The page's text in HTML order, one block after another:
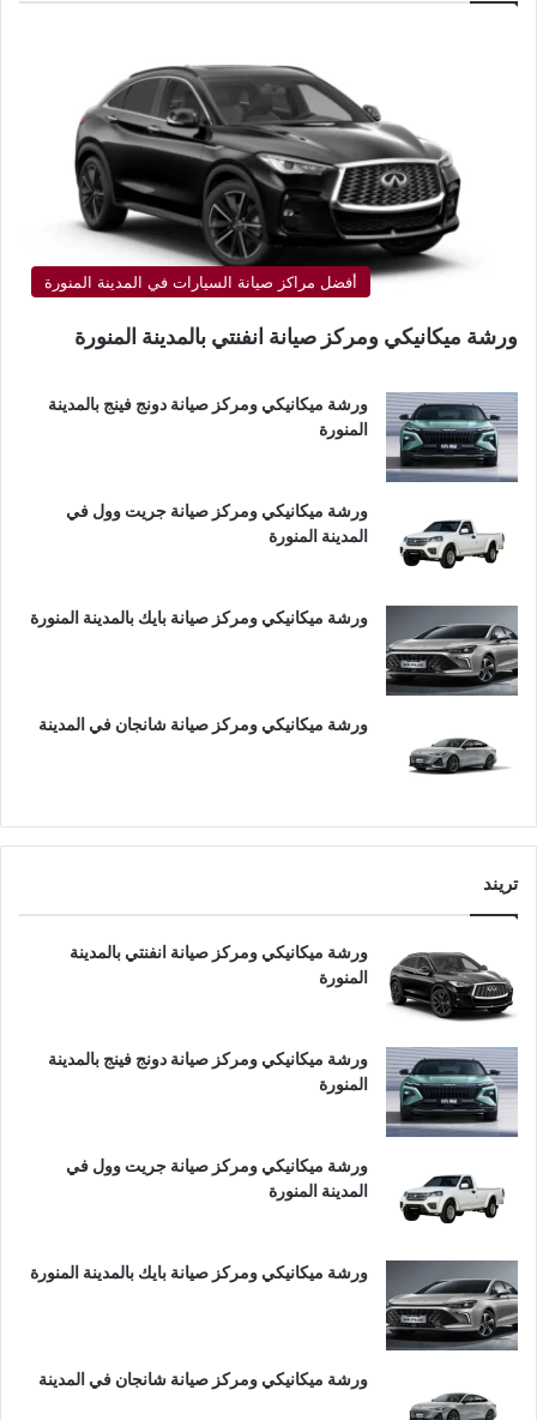
أفضل مراكز صيانة السيارات في المدينة المنورة
ورشة ميكانيكي ومركز صيانة انفنتي بالمدينة المنورة
ورشة ميكانيكي ومركز صيانة دونج فينج بالمدينة
المنورة
ورشة ميكانيكي ومركز صيانة جريت وول في
المدينة المنورة
ورشة ميكانيكي ومركز صيانة بايك بالمدينة المنورة
ورشة ميكانيكي ومركز صيانة شانجان في المدينة
تريند
ورشة ميكانيكي ومركز صيانة انفنتي بالمدينة
المنورة
ورشة ميكانيكي ومركز صيانة دونج فينج بالمدينة
المنورة
ورشة ميكانيكي ومركز صيانة جريت وول في
المدينة المنورة
ورشة ميكانيكي ومركز صيانة بايك بالمدينة المنورة
ورشة ميكانيكي ومركز صيانة شانجان في المدينة